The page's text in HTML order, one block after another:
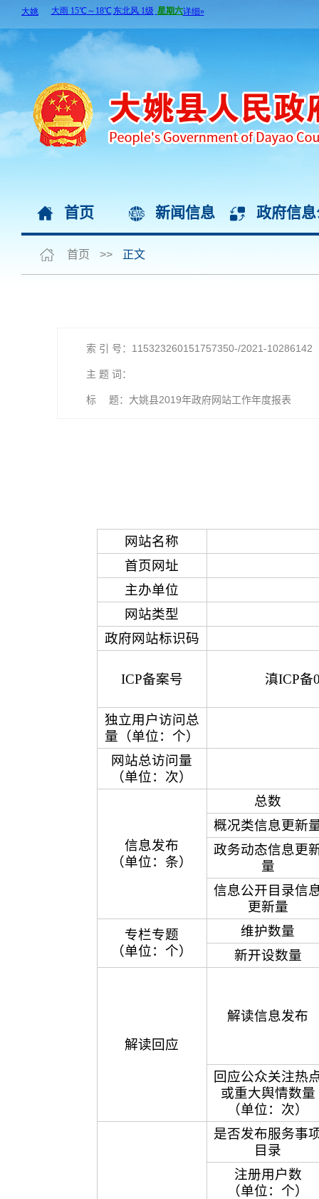
首页 新闻信息 政府信
首页 >> 正文
索 引 号：115323260151757350-/2021-10286142
主 题 词：
标 题：大姚县2019年政府网站工作年度报表
网站名称
首页网址
主办单位
网站类型
政府网站标识码
ICP备案号 滇ICP备
独立用户访问总
量（单位：个）
网站总访问量
（单位：次）
信息发布
（单位：条）
总数
概况类信息更新
政务动态信息更
量
信息公开目录信
更新量
专栏专题
（单位：个）
维护数量
新开设数量
解读回应
解读信息发布
回应公众关注热
或重大舆情数量
（单位：次）
是否发布服务事
目录
注册用户数
（单位：个）